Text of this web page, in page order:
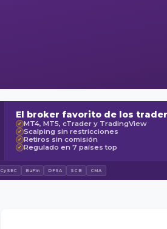
El broker favorito de los
✓ MT4, MT5, cTrader y TradingView
✓ Scalping sin restricciones
✓ Retiros sin comisión
✓ Regulado en 7 países top
CySEC BaFin DFSA SCB CMA